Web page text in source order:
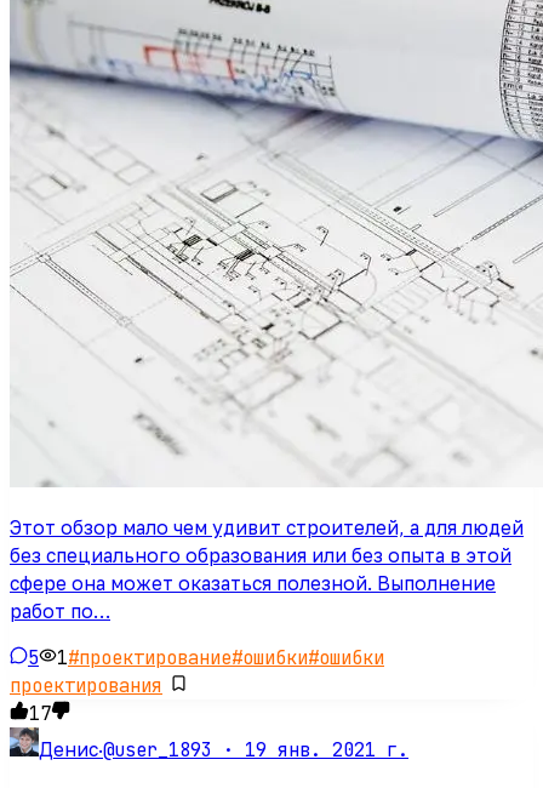
Этот обзор мало чем удивит строителей, а для людей
без специального образования или без опыта в этой
сфере она может оказаться полезной. Выполнение
работ по…
5 1#проектирование#ошибки#ошибки
проектирования
17
Денис·@user_1893 · 19 янв. 2021 г.